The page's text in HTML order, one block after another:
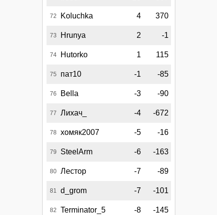
72 Koluchka 4 370
73 Hrunya 2 -1
74 Hutorko 1 115
75 пат10 -1 -85
76 Bella -3 -90
77 Лихач_ -4 -672
78 хомяк2007 -5 -16
79 SteelArm -6 -163
80 Лестор -7 -89
81 d_grom -7 -101
82 Terminator_5 -8 -145